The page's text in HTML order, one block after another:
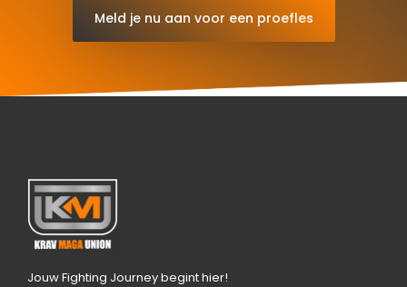
Meld je nu aan voor een proefles
Jouw Fighting Journey begint hier!